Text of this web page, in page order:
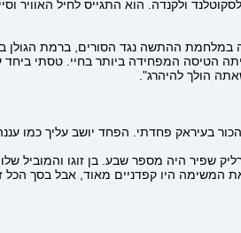
בכמה גיחות הפצצה במלחמת ההתשה נגד
הטיסה המפחידה ביותר בחיי. טסתי
הולך להיהרג".
בעיראק פחדתי. הפחד יושב עליך כמו
ארבעה זוגות מטוסים. רליק שפיר היה מספר
המשימה היו קפדניים מאוד, אבל בסך